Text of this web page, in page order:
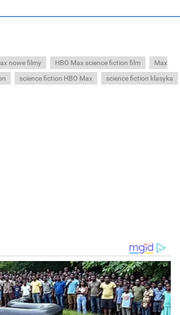
nowe filmy HBO Max science fiction film
Max
science fiction HBO Max science fiction klasyka